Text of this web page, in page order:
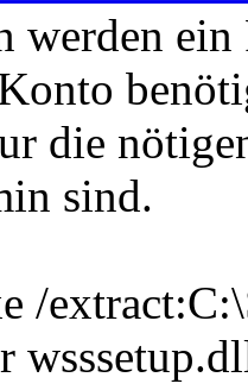
werden
die
sind.
/